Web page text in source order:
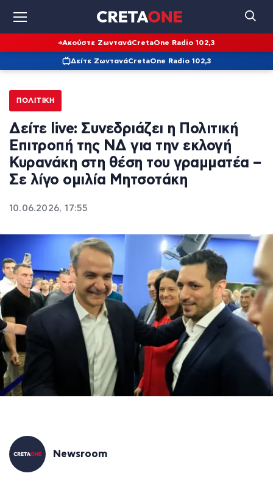
Ακούστε ΖωντανάCretaOne Radio 102,3
Δείτε ΖωντανάCretaOne Radio 102,3
ΠΟΛΙΤΙΚΉ
Δείτε live: Συνεδριάζει η Πολιτική
Επιτροπή της ΝΔ για την εκλογή
Κυρανάκη στη θέση του γραμματέα –
Σε λίγο ομιλία Μητσοτάκη
10.06.2026, 17:55
Newsroom